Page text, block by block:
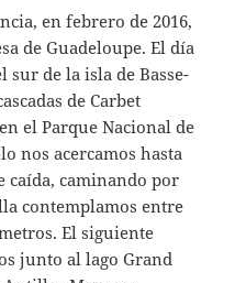
en febrero de 2016,
de Guadeloupe. El día
sur de la isla de Basse-
de Carbet
el Parque Nacional de
nos acercamos hasta
caída, caminando por
contemplamos entre
El siguiente
junto al lago Grand